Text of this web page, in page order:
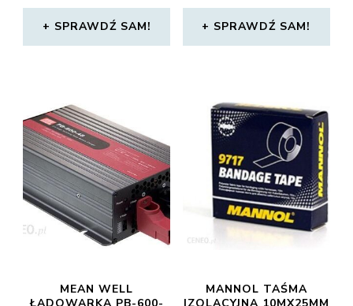
SPRAWDŹ SAM! SPRAWDŹ SAM!
MEAN WELL
MANNOL TAŚMA